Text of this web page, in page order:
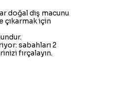
doğal diş macunu
çıkarmak için
sabahları 2
fırçalayın.